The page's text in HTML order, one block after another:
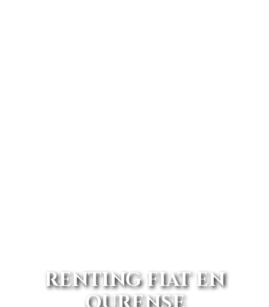
RENTING FIAT EN